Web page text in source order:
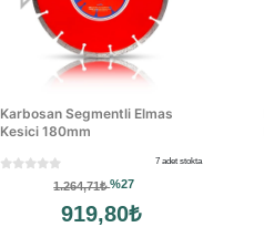
Karbosan Segmentli Elmas
Kesici 180mm
7 adet stokta
1.264,71₺%27
919,80₺